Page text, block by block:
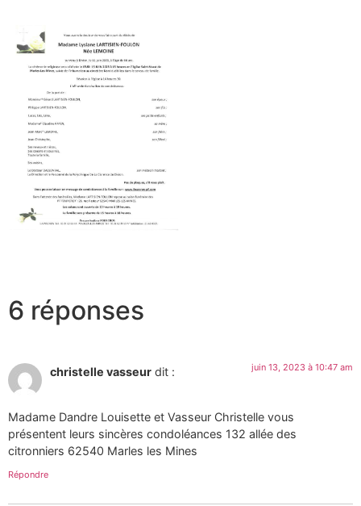
6 réponses
christelle vasseur dit : juin 13, 2023 à 10:47 am
Madame Dandre Louisette et Vasseur Christelle vous
présentent leurs sincères condoléances 132 allée des
citronniers 62540 Marles les Mines
Répondre